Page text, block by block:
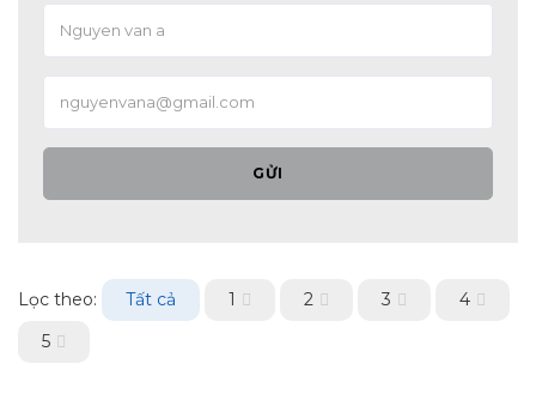
GỬI
Lọc theo: Tất cả 1 2 3
4
5